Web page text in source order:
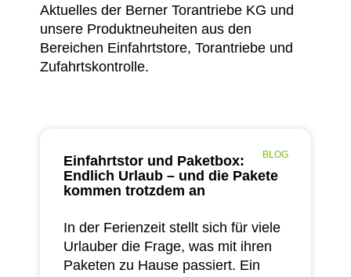
Aktuelles der Berner Torantriebe KG und
unsere Produktneuheiten aus den
Bereichen Einfahrtstore, Torantriebe und
Zufahrtskontrolle.
BLOG
Einfahrtstor und Paketbox:
Endlich Urlaub – und die Pakete
kommen trotzdem an
In der Ferienzeit stellt sich für viele
Urlauber die Frage, was mit ihren
Paketen zu Hause passiert. Ein